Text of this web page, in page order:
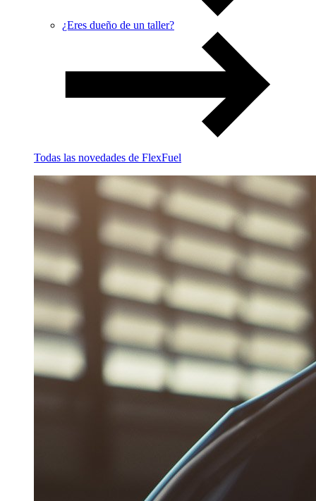
¿Eres dueño de un taller?
Todas las novedades de FlexFuel